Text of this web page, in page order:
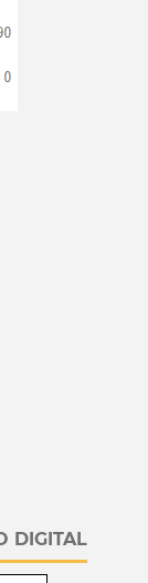
DIGITAL